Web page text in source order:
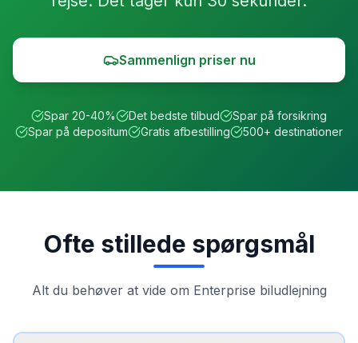
Sammenlign priser nu
Spar 20-40% Det bedste tilbud
Spar på forsikring
Spar på depositum
Gratis afbestilling 500+ destinationer
Ofte stillede spørgsmål
Alt du behøver at vide om Enterprise biludlejning